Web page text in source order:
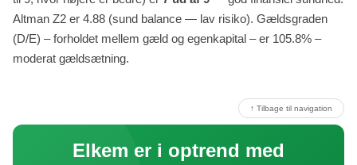
Altman Z2 er 4.88 (sund balance — lav risiko). Gældsgraden
(D/E) – forholdet mellem gæld og egenkapital – er 105.8% –
moderat gældsætning.
↑ Tilbage til navigation
Elkem er i optrend med